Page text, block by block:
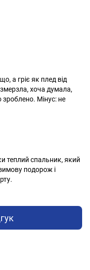
а гріє як плед від
змерзла, хоча думала,
зроблено. Мінус: не
теплий спальник, який
подорож і